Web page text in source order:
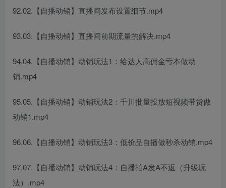
92.02.【自播动销】直播间发布设置细节.mp4
93.03.【自播动销】直播间前期流量的解决.mp4
94.04.【自播动销】动销玩法1：给达人高佣金亏本做动
销.mp4
95.05.【自播动销】动销玩法2：千川批量投放短视频带货做
动销1.mp4
96.06.【自播动销】动销玩法3：低价品自播做秒杀动销.mp4
97.07.【自播动销】动销玩法4：自播拍A发A不返（升级玩
法）.mp4